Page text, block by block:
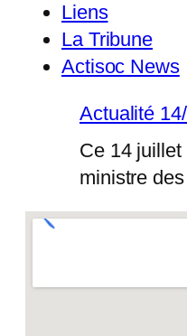
Liens
La Tribune
Actisoc News
Actualité
Ce 14
ministre